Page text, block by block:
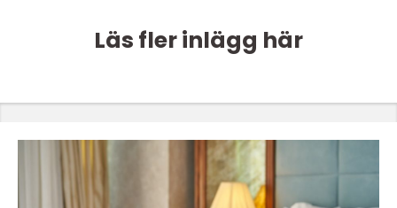
Läs fler inlägg här